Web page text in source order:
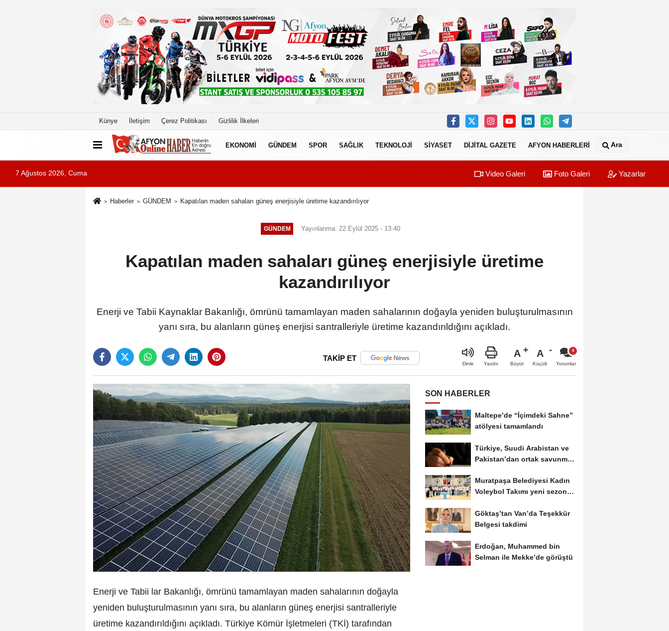
Künye İletişim Çerez Politikası Gizlilik İlkeleri
EKONOMİ GÜNDEM SPOR SAĞLIK TEKNOLOJİ SİYASET DİJİTAL GAZETE AFYON HABERLERİ Ara
7 Ağustos 2026, Cuma Video Galeri Foto Galeri Yazarlar
Haberler GÜNDEM Kapatılan maden sahaları güneş enerjisiyle üretime kazandırılıyor
GÜNDEM Yayınlanma: 22 Eylül 2025 - 13:40
Kapatılan maden sahaları güneş enerjisiyle üretime
kazandırılıyor
Enerji ve Tabii Kaynaklar Bakanlığı, ömrünü tamamlayan maden sahalarının doğayla yeniden buluşturulmasının
yanı sıra, bu alanların güneş enerjisi santralleriyle üretime kazandırıldığını açıkladı.
TAKİP ET
Dinle Yazdır
A
Büyüt
A
Küçült Yorumlar
Enerji ve Tabii lar Bakanlığı, ömrünü tamamlayan maden sahalarının doğayla
yeniden buluşturulmasının yanı sıra, bu alanların güneş enerjisi santralleriyle
üretime kazandırıldığını açıkladı. Türkiye Kömür İşletmeleri (TKİ) tarafından
SON HABERLER
Maltepe’de “İçimdeki Sahne”
atölyesi tamamlandı
Türkiye, Suudi Arabistan ve
Pakistan’dan ortak savunma
Muratpaşa Belediyesi Kadın
Voleybol Takımı yeni sezona
Göktaş’tan Van’da Teşekkür
Belgesi takdimi
Erdoğan, Muhammed bin
Selman ile Mekke’de görüştü